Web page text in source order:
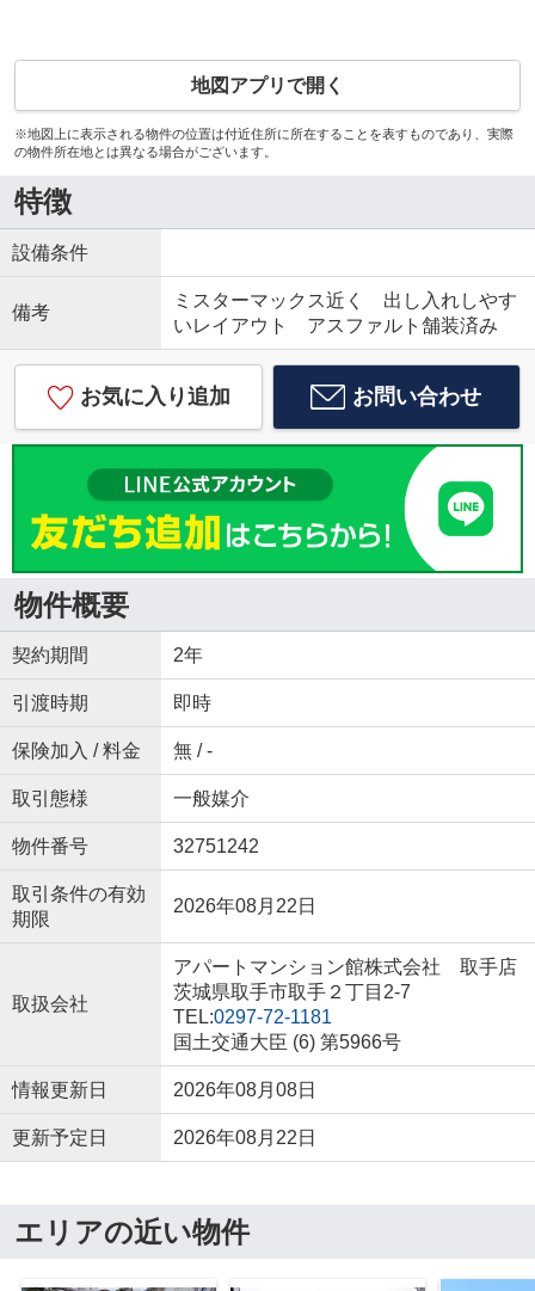
地図アプリで開く
※地図上に表示される物件の位置は付近住所に所在することを表すものであり、実際
の物件所在地とは異なる場合がございます。
特徴
設備条件
備考
ミスターマックス近く 出し入れしやす
いレイアウト アスファルト舗装済み
お気に入り追加 お問い合わせ
物件概要
契約期間 2年
引渡時期 即時
保険加入 / 料金 無 / -
取引態様 一般媒介
物件番号 32751242
取引条件の有効
期限
2026年08月22日
取扱会社
アパートマンション館株式会社 取手店
茨城県取手市取手２丁目2-7
TEL:0297-72-1181
国土交通大臣 (6) 第5966号
情報更新日 2026年08月08日
更新予定日 2026年08月22日
エリアの近い物件